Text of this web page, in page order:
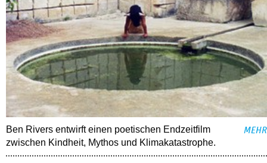
Ben Rivers entwirft einen poetischen Endzeitfilm
zwischen Kindheit, Mythos und Klimakatastrophe.
MEHR